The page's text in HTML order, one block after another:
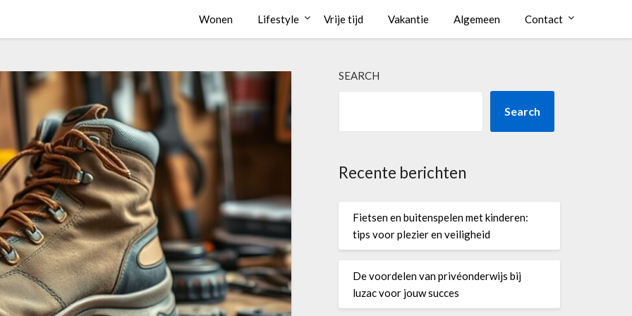
Wonen Lifestyle Vrije tijd Vakantie Algemeen Contact
SEARCH
Search
Recente berichten
Fietsen en buitenspelen met kinderen:
tips voor plezier en veiligheid
De voordelen van privéonderwijs bij
luzac voor jouw succes